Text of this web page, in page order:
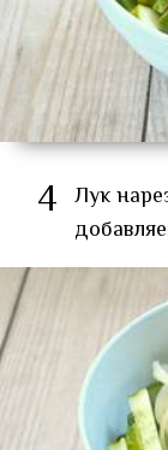
4 Лук